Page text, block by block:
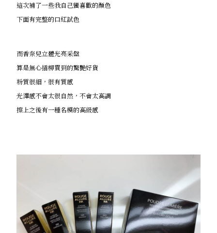
這次補了一些我自己蠻喜歡的顏色
下面有完整的口紅試色
而香奈兒立體光亮采盤
算是無心插柳買到的驚艷好貨
粉質很細，很有質感
光澤感不會太很自然，不會太高調
擦上之後有一種名模的高級感